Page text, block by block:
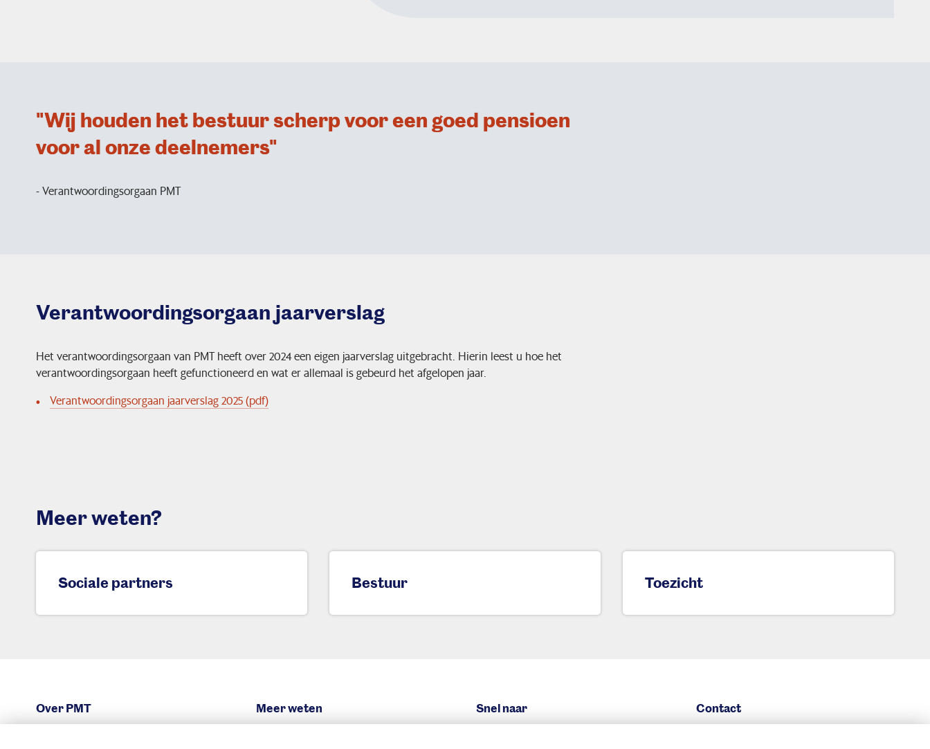
"Wij houden het bestuur scherp voor een goed pensioen
voor al onze deelnemers"
- Verantwoordingsorgaan PMT
Verantwoordingsorgaan jaarverslag
Het verantwoordingsorgaan van PMT heeft over 2024 een eigen jaarverslag uitgebracht. Hierin leest u hoe het
verantwoordingsorgaan heeft gefunctioneerd en wat er allemaal is gebeurd het afgelopen jaar.
Verantwoordingsorgaan jaarverslag 2025 (pdf)
Meer weten?
Sociale partners Bestuur Toezicht
Over PMT Meer weten Snel naar Contact